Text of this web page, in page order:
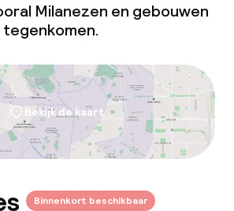
Milanezen en gebouwen
Bekijk de kaart
Binnenkort beschikbaar